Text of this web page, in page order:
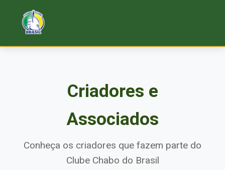
Criadores e
Associados
Conheça os criadores que fazem parte do
Clube Chabo do Brasil